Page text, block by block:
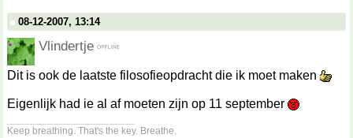
08-12-2007, 13:14
Vlindertje
Dit is ook de laatste filosofieopdracht die ik moet maken
Eigenlijk had ie al af moeten zijn op 11 september
Keep breathing. That's the key. Breathe.